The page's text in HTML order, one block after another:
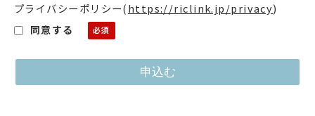
プライバシーポリシー(https://riclink.jp/privacy)
同意する